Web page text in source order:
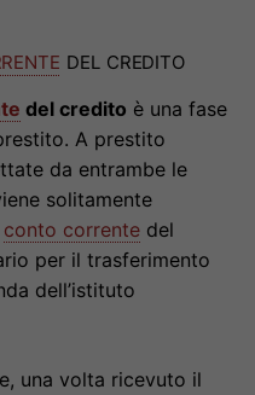
del credito
del credito è una fase
A prestito
da entrambe le
solitamente
conto corrente del
per il trasferimento
dell’istituto
una volta ricevuto il